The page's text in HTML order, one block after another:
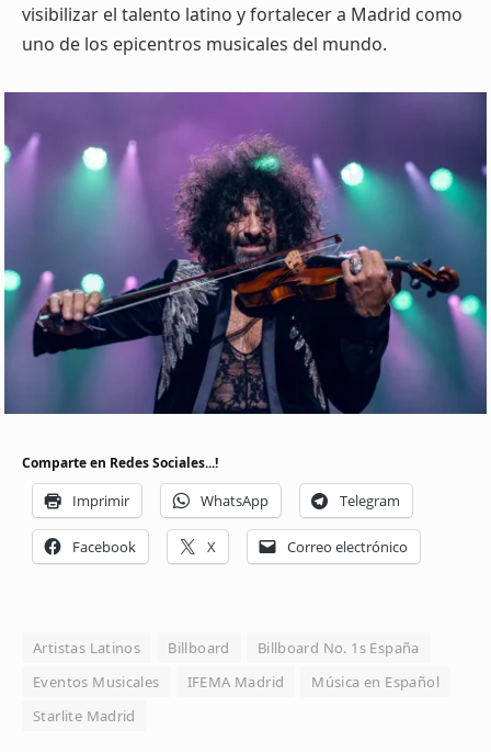
visibilizar el talento latino y fortalecer a Madrid como
uno de los epicentros musicales del mundo.
Comparte en Redes Sociales...!
Imprimir WhatsApp Telegram
Facebook X Correo electrónico
Artistas Latinos Billboard
Billboard No. 1s España
Eventos Musicales
IFEMA Madrid
Música en Español
Starlite Madrid